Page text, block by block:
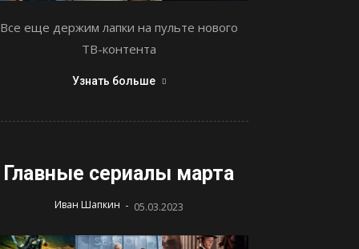
Все еще держим лапки на пульте нового
ТВ-контента
Узнать больше
Главные сериалы марта
Иван Шапкин - 05.03.2023